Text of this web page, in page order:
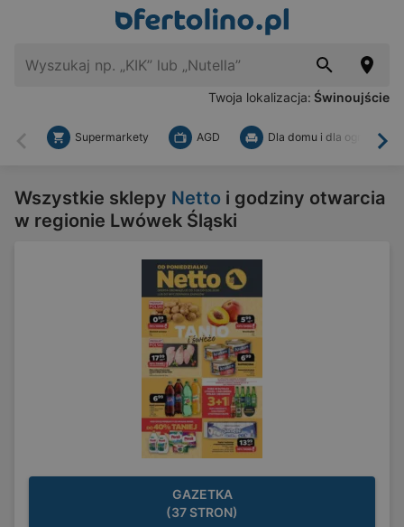
Twoja lokalizacja: Świnoujście
Wstecz
Supermarkety AGD Dla domu i dla ogrodu
Wszystkie sklepy Netto i godziny otwarcia
w regionie Lwówek Śląski
GAZETKA
(37 STRON)